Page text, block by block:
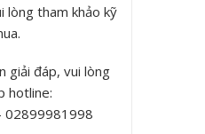
lòng tham khảo kỹ
giải đáp, vui lòng
hotline:
02899981998